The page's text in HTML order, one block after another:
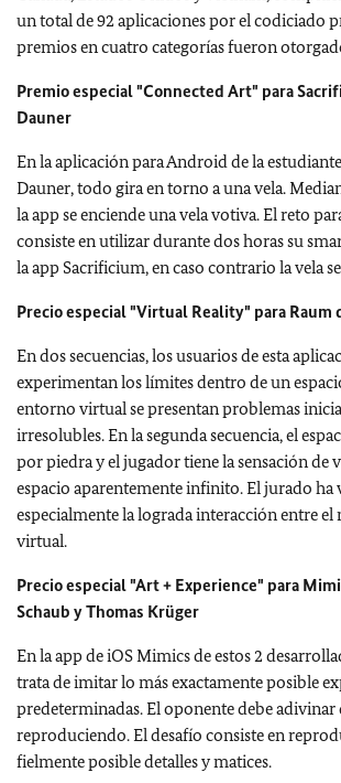
un total de 92 aplicaciones por el codiciado
premios en cuatro categorías fueron
Premio especial "Connected Art" para
Dauner
En la aplicación para Android de la
Dauner, todo gira en torno a una vela.
la app se enciende una vela votiva. El reto
consiste en utilizar durante dos horas su
la app Sacrificium, en caso contrario la vela
Precio especial "Virtual Reality" para Raum
En dos secuencias, los usuarios de esta
experimentan los límites dentro de un
entorno virtual se presentan problemas
irresolubles. En la segunda secuencia, el
por piedra y el jugador tiene la sensación de
espacio aparentemente infinito. El jurado ha
especialmente la lograda interacción entre el
virtual.
Precio especial "Art + Experience" para
Schaub y Thomas Krüger
En la app de iOS Mimics de estos 2
trata de imitar lo más exactamente posible
predeterminadas. El oponente debe adivinar
reproduciendo. El desafío consiste en
fielmente posible detalles y matices.